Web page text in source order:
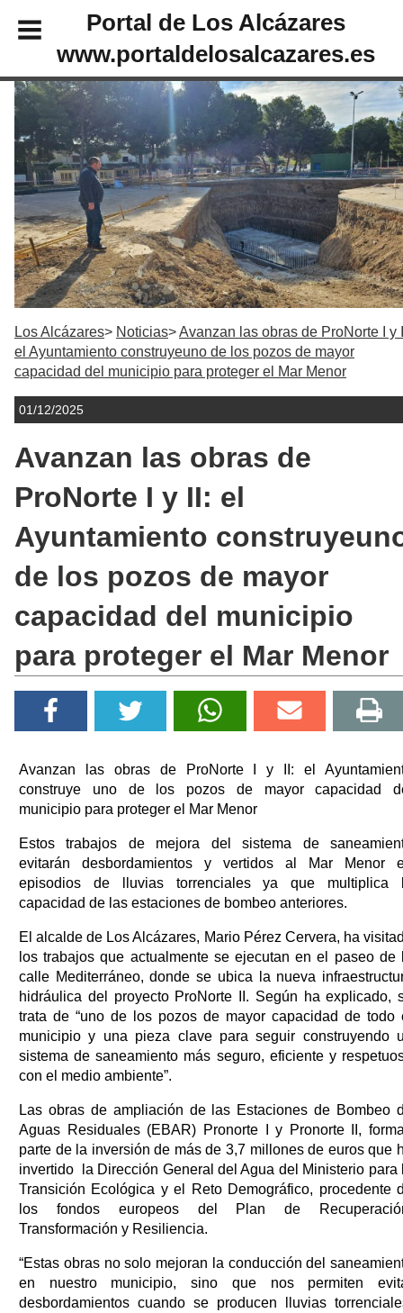
Portal de Los Alcázares
www.portaldelosalcazares.es
Los Alcázares Noticias
Avanzan las obras de ProNorte I y
el Ayuntamiento construyeuno de los pozos de mayor
capacidad del municipio para proteger el Mar Menor
01/12/2025
Avanzan las obras de
ProNorte I y II: el
Ayuntamiento
de los pozos de mayor
capacidad del municipio
para proteger el Mar Menor
Avanzan las obras de ProNorte I y II: el
construye uno de los pozos de mayor capacidad
municipio para proteger el Mar Menor
Estos trabajos de mejora del sistema de
evitarán desbordamientos y vertidos al Mar Menor
episodios de lluvias torrenciales ya que multiplica
capacidad de las estaciones de bombeo anteriores.
El alcalde de Los Alcázares, Mario Pérez Cervera, ha
los trabajos que actualmente se ejecutan en el paseo de
calle Mediterráneo, donde se ubica la nueva
hidráulica del proyecto ProNorte II. Según ha explicado,
trata de “uno de los pozos de mayor capacidad de todo
municipio y una pieza clave para seguir construyendo
sistema de saneamiento más seguro, eficiente y
con el medio ambiente”.
Las obras de ampliación de las Estaciones de Bombeo
Aguas Residuales (EBAR) Pronorte I y Pronorte II,
parte de la inversión de más de 3,7 millones de euros que
invertido la Dirección General del Agua del Ministerio para
Transición Ecológica y el Reto Demográfico, procedente
los fondos europeos del Plan de
Transformación y Resiliencia.
“Estas obras no solo mejoran la conducción del
en nuestro municipio, sino que nos permiten
desbordamientos cuando se producen lluvias